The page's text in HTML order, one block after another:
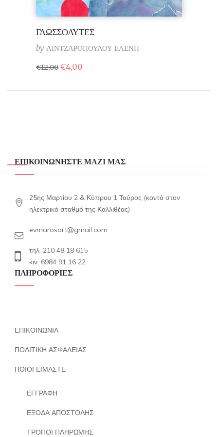
ΓΛΩΣΣΟΛΥΤΕΣ
by ΛΙΝΤΖΑΡΟΠΟΥΛΟΥ ΕΛΕΝΗ
€12,00 Original
price
€12,00.
€4,00
είναι:
ΕΠΙΚΟΙΝΩΝΗΣΤΕ ΜΑΖΙ ΜΑΣ
25ης Μαρτίου 2 & Κύπρου 1 Ταύρος (κοντά στον
ηλεκτρικό σταθμό της Καλλιθέας)
evmarosart@gmail.com
τηλ. 210 48 18 615
κιν. 6984 91 16 22
ΠΛΗΡΟΦΟΡΙΕΣ
ΕΠΙΚΟΙΝΩΝΙΑ
ΠΟΛΙΤΙΚΗ ΑΣΦΑΛΕΙΑΣ
ΠΟΙΟΙ ΕΙΜΑΣΤΕ
ΕΓΓΡΑΦΗ
ΕΞΟΔΑ ΑΠΟΣΤΟΛΗΣ
ΤΡΟΠΟΙ ΠΛΗΡΩΜΗΣ